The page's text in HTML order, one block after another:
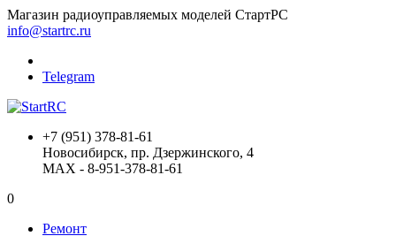
Магазин радиоуправляемых моделей СтартРС
info@startrc.ru
Telegram
+7 (951) 378-81-61
Новосибирск, пр. Дзержинского, 4
MAX - 8-951-378-81-61
0
Ремонт